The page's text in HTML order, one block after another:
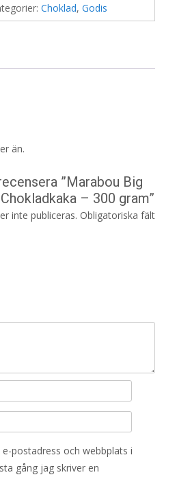
Choklad, Godis
än.
”Marabou Big
– 300 gram”
inte publiceras. Obligatoriska fält
postadress och webbplats i
gång jag skriver en